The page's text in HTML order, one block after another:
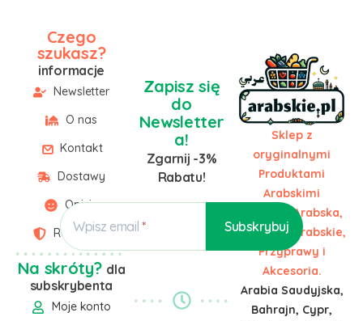
Czego
szukasz?
informacje
Newsletter
O nas
Kontakt
Dostawy
Opinie
Regulamin
Na skróty? dla
subskrybenta
Moje konto
Sklep z
oryginalnymi
Produktami
Arabskimi
Żywność Arabska,
Słodycze Arabskie,
Przyprawy i
Akcesoria.
Arabia Saudyjska,
Bahrajn, Cypr,
Zapisz się
do
Newsletter
a!
Zgarnij -3%
Rabatu!
Wpisz email